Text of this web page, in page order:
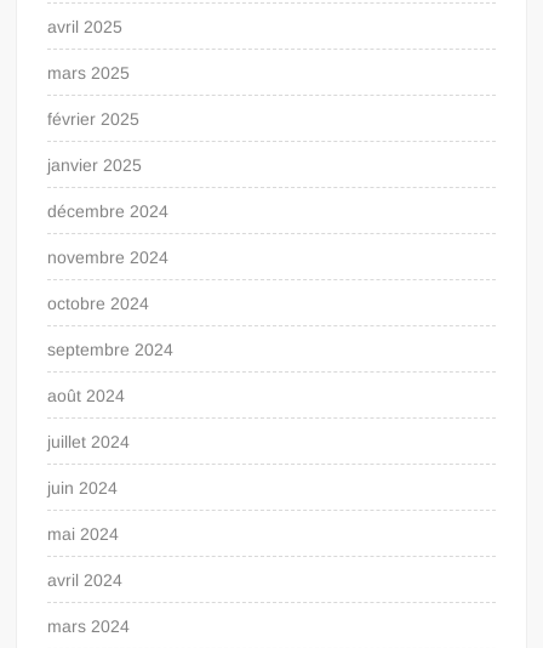
avril 2025
mars 2025
février 2025
janvier 2025
décembre 2024
novembre 2024
octobre 2024
septembre 2024
août 2024
juillet 2024
juin 2024
mai 2024
avril 2024
mars 2024